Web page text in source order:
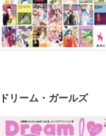
ドリーム・ガールズ